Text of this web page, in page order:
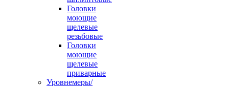
Головки
моющие
щелевые
резьбовые
Головки
моющие
щелевые
приварные
Уровнемеры/